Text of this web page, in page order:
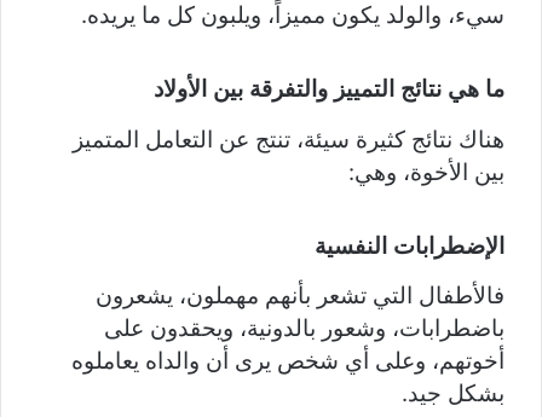
سيء، والولد يكون مميزاً، ويلبون كل ما يريده.
ما هي نتائج التمييز والتفرقة بين الأولاد
هناك نتائج كثيرة سيئة، تنتج عن التعامل المتميز
بين الأخوة، وهي:
الإضطرابات النفسية
فالأطفال التي تشعر بأنهم مهملون، يشعرون
باضطرابات، وشعور بالدونية، ويحقدون على
أخوتهم، وعلى أي شخص يرى أن والداه يعاملوه
بشكل جيد.